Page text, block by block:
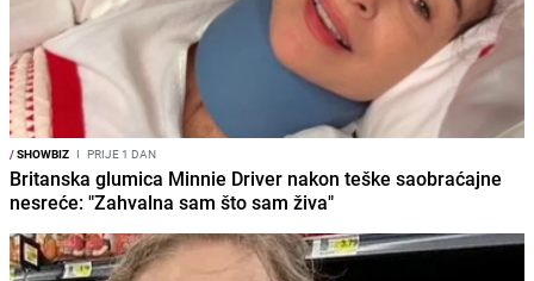
/SHOWBIZ I PRIJE 1 DAN
Britanska glumica Minnie Driver nakon teške saobraćajne
nesreće: "Zahvalna sam što sam živa"